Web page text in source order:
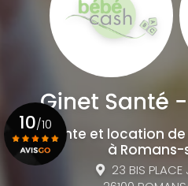
Vente et location
à Romans-
23 BIS PLACE
10/10